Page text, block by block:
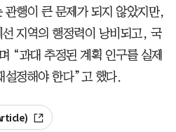
관행이 큰 문제가 되지 않았지만,
지역의 행정력이 낭비되고, 국
“과대 추정된 계획 인구를 실제
설정해야 한다”고 했다.